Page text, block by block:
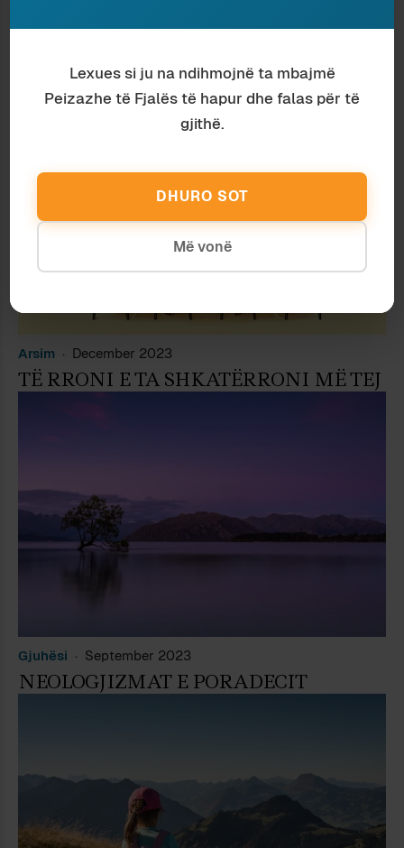
Arsim December 2023
SHKOLLË (I)
Arsim December 2023
TË RRONI E TA SHKATËRRONI MË TEJ
Gjuhësi September 2023
NEOLOGJIZMAT E PORADECIT
Lexues si ju na ndihmojnë ta mbajmë
Peizazhe të Fjalës të hapur dhe falas për të
gjithë.
DHURO SOT
Më vonë